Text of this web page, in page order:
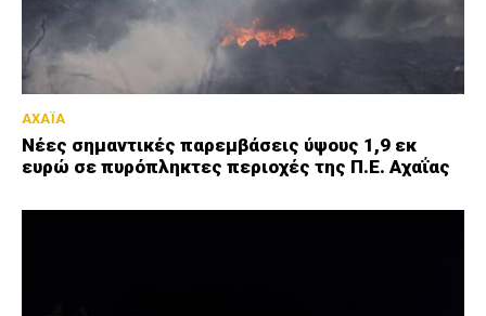
ΑΧΑΪΑ
Νέες σημαντικές παρεμβάσεις ύψους 1,9 εκ
ευρώ σε πυρόπληκτες περιοχές της Π.Ε. Αχαΐας